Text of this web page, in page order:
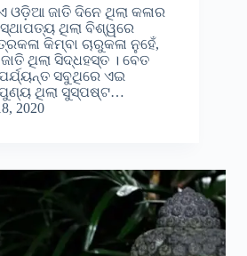
ଓଡ଼ିଆ ଜାତି ଦିନେ ଥିଲା କଳାର
ଥିଲା ବିଶ୍ୱରେ
କିମ୍ବା ଚାରୁକଳା ନୁହେଁ,
ଥିଲା ସିଦ୍ଧହସ୍ତ । ବେତ
ସବୁଥିରେ ଏଇ
ଥିଲା ସୁସ୍ପଷ୍ଟ…
2020